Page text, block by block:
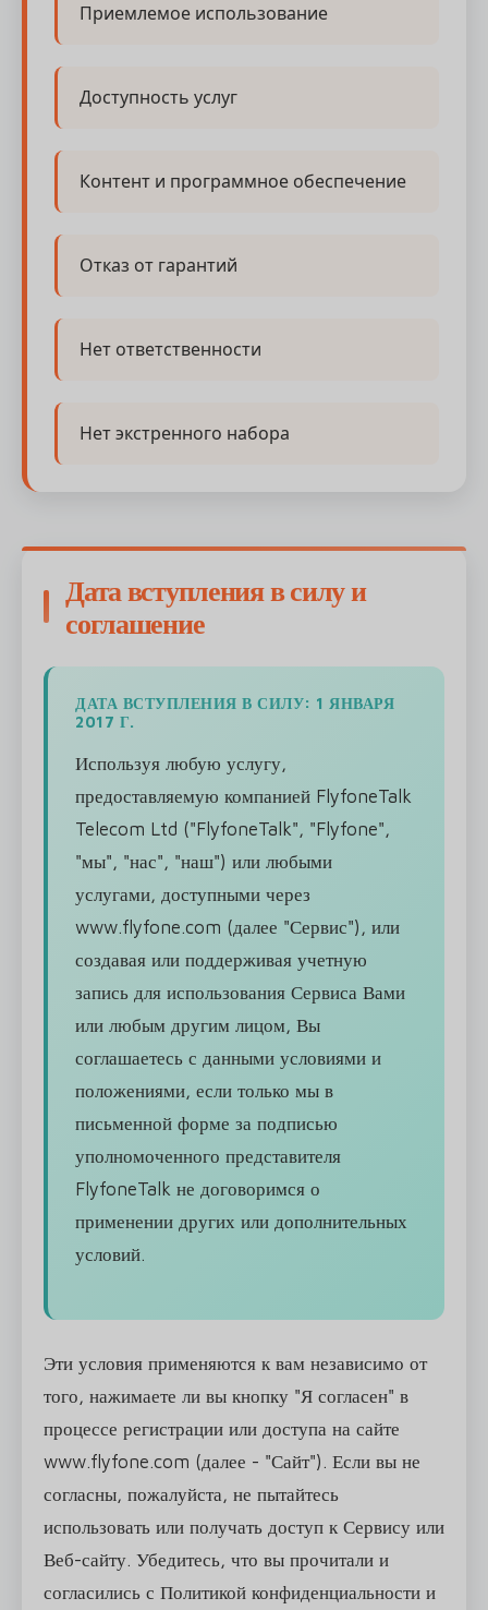
Приемлемое использование
Доступность услуг
Контент и программное обеспечение
Отказ от гарантий
Нет ответственности
Нет экстренного набора
Дата вступления в силу и
соглашение
ДАТА ВСТУПЛЕНИЯ В СИЛУ: 1 ЯНВАРЯ
2017 Г.
Используя любую услугу,
предоставляемую компанией FlyfoneTalk
Telecom Ltd ("FlyfoneTalk", "Flyfone",
"мы", "нас", "наш") или любыми
услугами, доступными через
www.flyfone.com (далее "Сервис"), или
создавая или поддерживая учетную
запись для использования Сервиса Вами
или любым другим лицом, Вы
соглашаетесь с данными условиями и
положениями, если только мы в
письменной форме за подписью
уполномоченного представителя
FlyfoneTalk не договоримся о
применении других или дополнительных
условий.
Эти условия применяются к вам независимо от
того, нажимаете ли вы кнопку "Я согласен" в
процессе регистрации или доступа на сайте
www.flyfone.com (далее - "Сайт"). Если вы не
согласны, пожалуйста, не пытайтесь
использовать или получать доступ к Сервису или
Веб-сайту. Убедитесь, что вы прочитали и
согласились с Политикой конфиденциальности и